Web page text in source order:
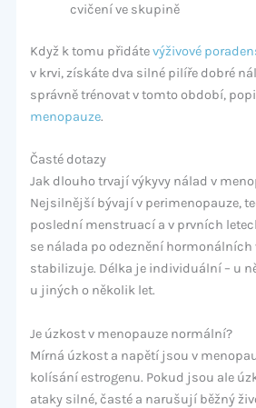
cvičení ve skupině
Když k tomu přidátevýživové
v krvi, získáte dva silné pilíře dobré
správně trénovat v tomto období,
menopauze.
Časté dotazy
Jak dlouho trvají výkyvy nálad v
Nejsilnější bývají v perimenopauze,
poslední menstruací a v prvních
se nálada po odeznění
stabilizuje. Délka je individuální – u
u jiných o několik let.
Je úzkost v menopauze normální?
Mírná úzkost a napětí jsou v
kolísání estrogenu. Pokud jsou ale
ataky silné, časté a narušují běžný